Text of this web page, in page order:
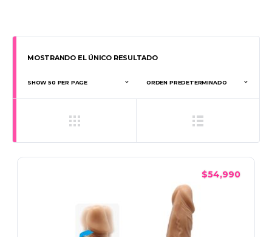
MOSTRANDO EL ÚNICO RESULTADO
$54,990